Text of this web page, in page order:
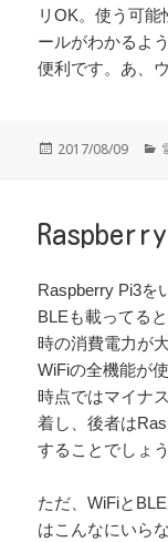
リOK。使う可
ールがわかるよ
便利です。あ、
投
2017/08/09
ー
Raspberry Pi3を
BLEも載ってる
時の消費電力が
WiFiの全機能が
時点ではマイナ
着し、後者は
することでしょう
ただ、WiFiと
はこんなにいら